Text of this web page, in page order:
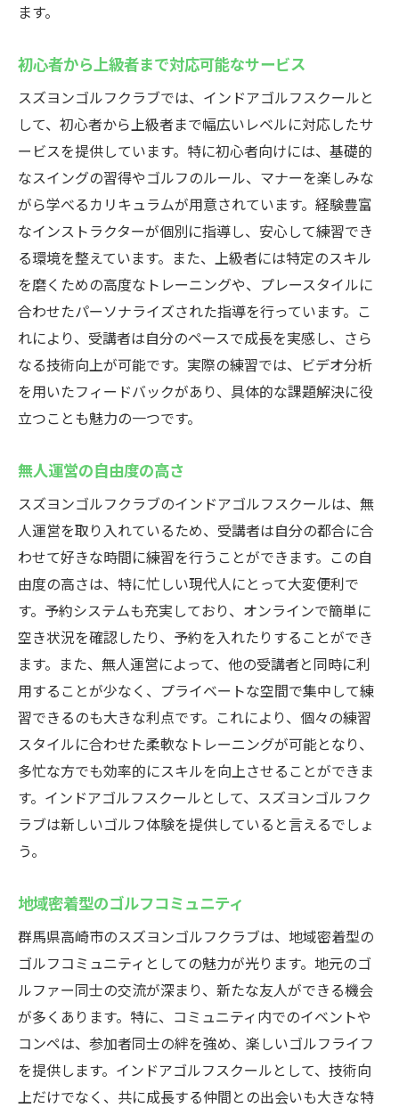
ます。
初心者から上級者まで対応可能なサービス
スズヨンゴルフクラブでは、インドアゴルフスクールと
して、初心者から上級者まで幅広いレベルに対応したサ
ービスを提供しています。特に初心者向けには、基礎的
なスイングの習得やゴルフのルール、マナーを楽しみな
がら学べるカリキュラムが用意されています。経験豊富
なインストラクターが個別に指導し、安心して練習でき
る環境を整えています。また、上級者には特定のスキル
を磨くための高度なトレーニングや、プレースタイルに
合わせたパーソナライズされた指導を行っています。こ
れにより、受講者は自分のペースで成長を実感し、さら
なる技術向上が可能です。実際の練習では、ビデオ分析
を用いたフィードバックがあり、具体的な課題解決に役
立つことも魅力の一つです。
無人運営の自由度の高さ
スズヨンゴルフクラブのインドアゴルフスクールは、無
人運営を取り入れているため、受講者は自分の都合に合
わせて好きな時間に練習を行うことができます。この自
由度の高さは、特に忙しい現代人にとって大変便利で
す。予約システムも充実しており、オンラインで簡単に
空き状況を確認したり、予約を入れたりすることができ
ます。また、無人運営によって、他の受講者と同時に利
用することが少なく、プライベートな空間で集中して練
習できるのも大きな利点です。これにより、個々の練習
スタイルに合わせた柔軟なトレーニングが可能となり、
多忙な方でも効率的にスキルを向上させることができま
す。インドアゴルフスクールとして、スズヨンゴルフク
ラブは新しいゴルフ体験を提供していると言えるでしょ
う。
地域密着型のゴルフコミュニティ
群馬県高崎市のスズヨンゴルフクラブは、地域密着型の
ゴルフコミュニティとしての魅力が光ります。地元のゴ
ルファー同士の交流が深まり、新たな友人ができる機会
が多くあります。特に、コミュニティ内でのイベントや
コンペは、参加者同士の絆を強め、楽しいゴルフライフ
を提供します。インドアゴルフスクールとして、技術向
上だけでなく、共に成長する仲間との出会いも大きな特